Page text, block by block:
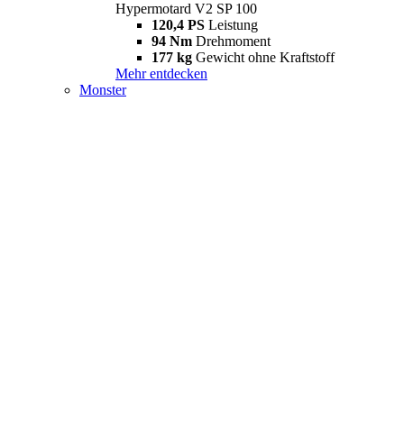
Hypermotard V2 SP 100
120,4 PS Leistung
94 Nm Drehmoment
177 kg Gewicht ohne Kraftstoff
Mehr entdecken
Monster